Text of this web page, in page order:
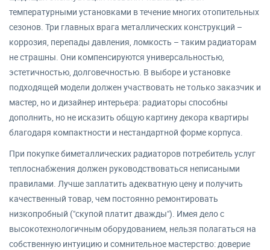
температурными установками в течение многих отопительных
сезонов. Три главных врага металлических конструкций –
коррозия, перепады давления, ломкость – таким радиаторам
не страшны. Они компенсируются универсальностью,
эстетичностью, долговечностью. В выборе и установке
подходящей модели должен участвовать не только заказчик и
мастер, но и дизайнер интерьера: радиаторы способны
дополнить, но не исказить общую картину декора квартиры
благодаря компактности и нестандартной форме корпуса.
При покупке биметаллических радиаторов потребитель услуг
теплоснабжения должен руководствоваться неписаными
правилами. Лучше заплатить адекватную цену и получить
качественный товар, чем постоянно ремонтировать
низкопробный ("скупой платит дважды"). Имея дело с
высокотехнологичным оборудованием, нельзя полагаться на
собственную интуицию и сомнительное мастерство: доверие